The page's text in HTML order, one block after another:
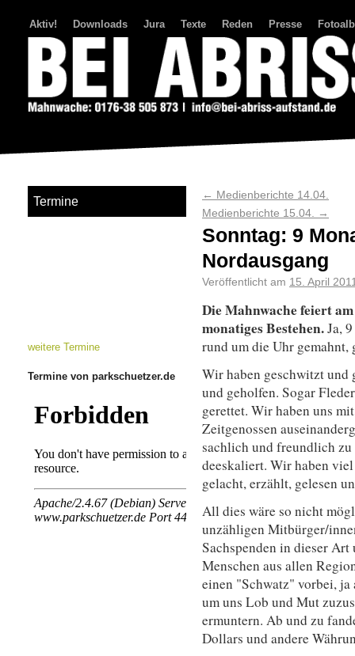
Aktiv! Downloads Jura Texte Reden Presse
← Medienberichte 14.04.
Medienberichte 15.04. →
Sonntag: 9
Nordausgang
Veröffentlicht am 15. April
Die Mahnwache feiert
monatiges Bestehen.Ja,
rund um die Uhr
Wir haben geschwitzt und
und geholfen. Sogar
gerettet. Wir haben uns
Zeitgenossen
sachlich und freundlich
deeskaliert. Wir haben
gelacht, erzählt, gelesen
All dies wäre so nicht
unzähligen Mitbürger/
Sachspenden in dieser
Menschen aus allen
einen "Schwatz" vorbei, ja
um uns Lob und Mut
ermuntern. Ab und zu
Dollars und andere
Termine
weitere Termine
Termine von parkschuetzer.de